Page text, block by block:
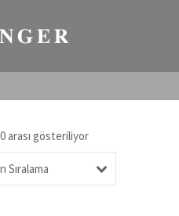
arası gösteriliyor
Sıralama